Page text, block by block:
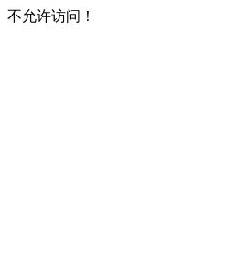
不允许访问！